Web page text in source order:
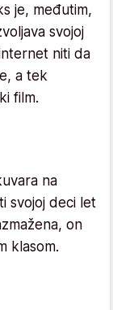
je, međutim,
svojoj
niti da
a tek
film.
na
svojoj deci let
on
klasom.